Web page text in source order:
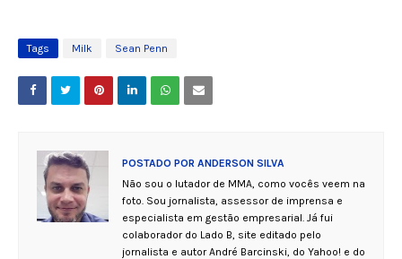
Tags Milk Sean Penn
POSTADO POR ANDERSON SILVA
Não sou o lutador de MMA, como vocês veem na
foto. Sou jornalista, assessor de imprensa e
especialista em gestão empresarial. Já fui
colaborador do Lado B, site editado pelo
jornalista e autor André Barcinski, do Yahoo! e do